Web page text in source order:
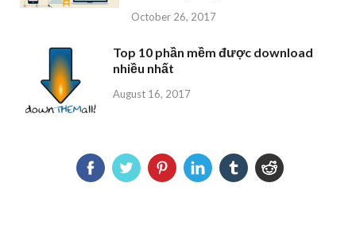
October 26, 2017
Top 10 phần mềm được download
nhiều nhất
August 16, 2017